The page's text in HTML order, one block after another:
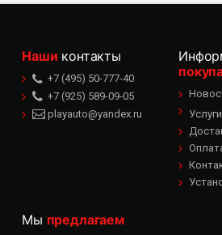
Наши контакты
+7 (495) 50-777-40
+7 (925) 589-09-05
playauto@yandex.ru
Услуги
Мы предлагаем